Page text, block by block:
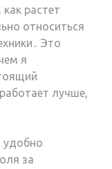
растет
относиться
Это
я
лучше,
удобно
за